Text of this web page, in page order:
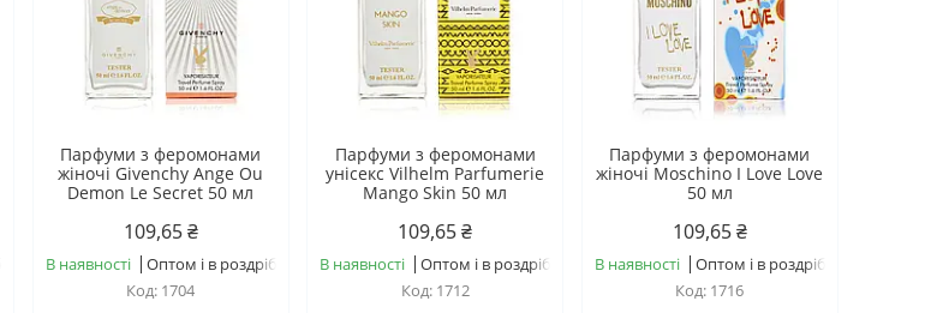
Парфуми з феромонами
жіночі Givenchy Ange Ou
Demon Le Secret 50 мл
109,65 ₴
В наявності
Оптом і в роздріб
1704
Парфуми з феромонами
унісекс Vilhelm Parfumerie
Mango Skin 50 мл
109,65 ₴
В наявності
Оптом і в роздріб
1712
Парфуми з феромонами
жіночі Moschino I Love Love
50 мл
109,65 ₴
В наявності
Оптом і в роздріб
1716